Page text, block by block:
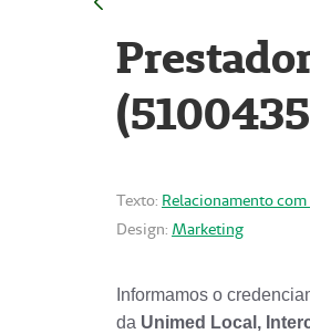
Texto: Relacionamento
Design: Marketing
Informamos o
da Unimed Local,